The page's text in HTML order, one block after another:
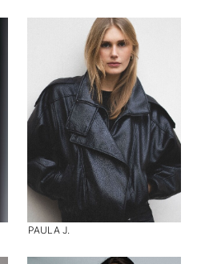
PAULA J.